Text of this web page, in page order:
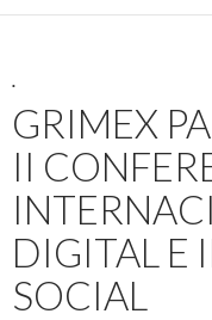
.
GRIMEX
II
DIGITAL E
SOCIAL